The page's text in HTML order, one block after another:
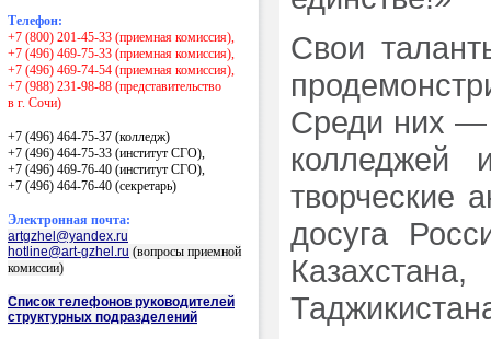
Телефон:
+7 (800) 201-45-33 (приемная комиссия),
+7 (496) 469-75-33 (приемная комиссия),
+7 (496) 469-74-54 (приемная комиссия),
+7 (988) 231-98-88 (представительство
в г. Сочи)
+7 (496) 464-75-37 (колледж)
+7 (496) 464-75-33 (институт СГО),
+7 (496) 469-76-40 (институт СГО),
+7 (496) 464-76-40 (секретарь)
Электронная почта:
artgzhel@yandex.ru
hotline@art-gzhel.ru (вопросы приемной
комиссии)
Список телефонов руководителей
структурных подразделений
Свои
Среди них —
колледжей
творческие
досуга